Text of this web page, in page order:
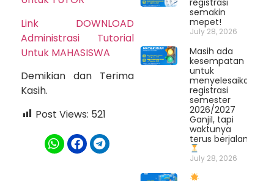
Link DOWNLOAD
Administrasi Tutorial
Untuk MAHASISWA
Demikian dan Terima
Kasih.
Post Views: 521
registrasi
semakin
mepet!
July 28, 2026
Masih ada
kesempatan
untuk
menyelesaikan
registrasi
semester
2026/2027
Ganjil, tapi
waktunya
terus berjalan.
July 28, 2026